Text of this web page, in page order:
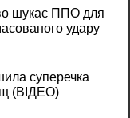
шукає ППО для
удару
суперечка
(ВІДЕО)